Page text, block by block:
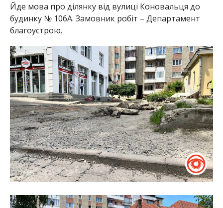
Йде мова про ділянку від вулиці Коновальця до
будинку № 106А. Замовник робіт – Департамент
благоустрою.